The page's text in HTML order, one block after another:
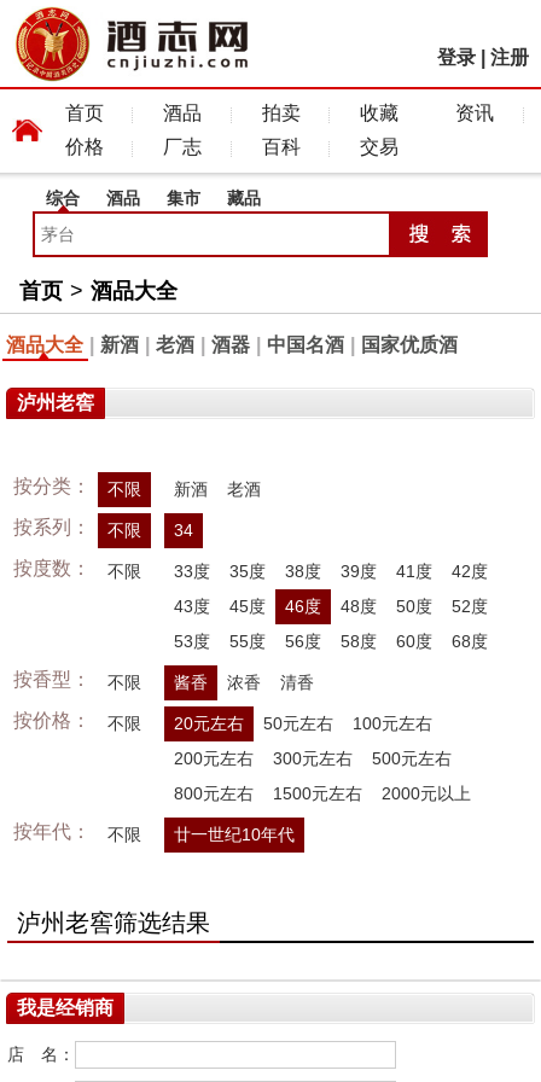
登录 注册
首页 酒品 拍卖 收藏
资讯
价格
厂志 百科 交易
综合 酒品 集市 藏品
首页 > 酒品大全
酒品大全 新酒 老酒 酒器 中国名酒 国家优质酒
泸州老窖
按分类： 不限 新酒 老酒
按系列： 不限 34
按度数： 不限 33度 35度 38度 39度 41度
42度
43度
45度 46度 48度 50度
52度
53度
55度 56度 58度 60度 68度
按香型： 不限 酱香 浓香 清香
按价格： 不限 20元左右 50元左右
100元左右
200元左右
300元左右
500元左右
800元左右
1500元左右 2000元以上
按年代： 不限 廿一世纪10年代
泸州老窖筛选结果
我是经销商
店 名：